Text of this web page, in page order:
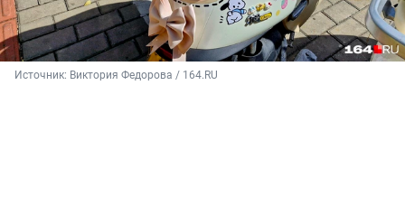
Источник: Виктория Федорова / 164.RU